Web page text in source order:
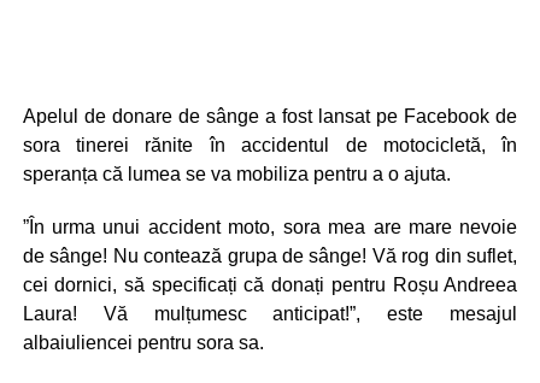
Apelul de donare de sânge a fost lansat pe Facebook de
sora tinerei rănite în accidentul de motocicletă, în
speranța că lumea se va mobiliza pentru a o ajuta.
”În urma unui accident moto, sora mea are mare nevoie
de sânge! Nu contează grupa de sânge! Vă rog din suflet,
cei dornici, să specificați că donați pentru Roșu Andreea
Laura! Vă mulțumesc anticipat!”, este mesajul
albaiuliencei pentru sora sa.